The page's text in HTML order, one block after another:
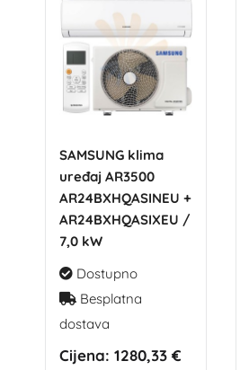
SAMSUNG klima
uređaj AR3500
AR24BXHQASINEU +
AR24BXHQASIXEU /
7,0 kW
Dostupno
Besplatna
dostava
Cijena: 1280,33 €